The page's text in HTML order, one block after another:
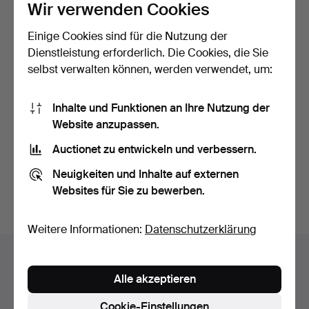
SOFA, Nordiska Kompaniet
(NK), 2-Sitzer, m…
1 Gebot
Sofa, 1940er Jahre,
1 Gebot
Sie suchen in unserem Archiv der beendeten
Wir verwenden Cookies
Einige Cookies sind für die Nutzung der
Dienstleistung erforderlich. Die Cookies, die Sie
selbst verwalten können, werden verwendet, um:
Inhalte und Funktionen an Ihre Nutzung der
Website anzupassen.
Auctionet zu entwickeln und verbessern.
Neuigkeiten und Inhalte auf externen
Websites für Sie zu bewerben.
Weitere Informationen: Datenschutzerklärung
Alle akzeptieren